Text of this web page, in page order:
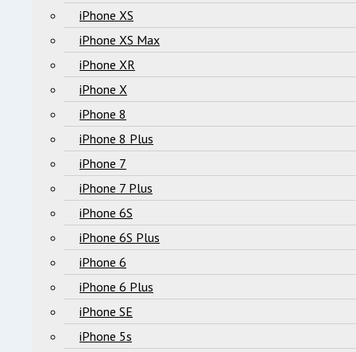
iPhone XS
iPhone XS Max
iPhone XR
iPhone X
iPhone 8
iPhone 8 Plus
iPhone 7
iPhone 7 Plus
iPhone 6S
iPhone 6S Plus
iPhone 6
iPhone 6 Plus
iPhone SE
iPhone 5s